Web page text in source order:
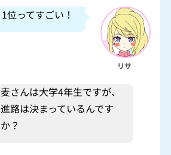
1位ってすごい！
リサ
麦さんは大学4年生ですが、
進路は決まっているんです
か？